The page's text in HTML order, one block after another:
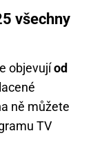
všechny
objevujíod
ně můžete
TV